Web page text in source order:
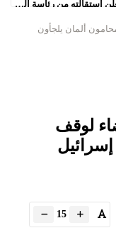
ألمان يلجأون
لوقف
15